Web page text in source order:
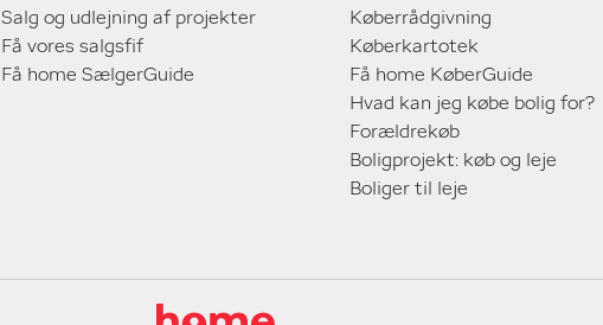
Salg og udlejning af projekter
Få vores salgsfif
Få home SælgerGuide
Køberrådgivning
Køberkartotek
Få home KøberGuide
Hvad kan jeg købe bolig for?
Forældrekøb
Boligprojekt: køb og leje
Boliger til leje